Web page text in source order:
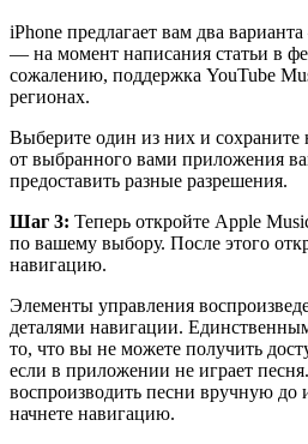
iPhone предлагает вам два
— на момент написания статьи в
сожалению, поддержка YouTube
регионах.
Выберите один из них и сохраните
от выбранного вами приложения
предоставить разные разрешения.
Шаг 3: Теперь откройте Apple
по вашему выбору. После этого
навигацию.
Элементы управления
деталями навигации.
то, что вы не можете получить
если в приложении не играет
воспроизводить песни вручную до
начнете навигацию.